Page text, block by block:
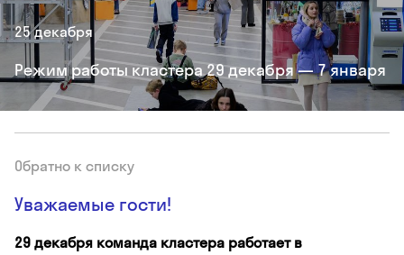
25 декабря
Режим работы кластера 29 декабря — 7 января
Уважаемые гости!
29 декабря команда кластера работает в
Обратно к списку